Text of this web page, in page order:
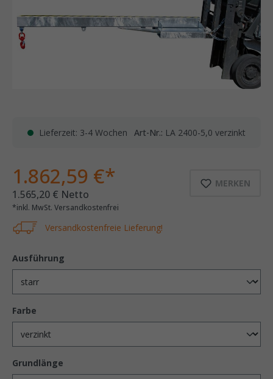
Lieferzeit: 3-4 Wochen Art-Nr.: LA 2400-5,0 verzinkt
MERKEN
1.862,59 €*
1.565,20 € Netto
*inkl. MwSt. Versandkostenfrei
Versandkostenfreie Lieferung!
Ausführung
Farbe
Grundlänge